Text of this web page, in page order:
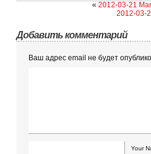
« 2012-03-21
2012-03-
Добавить комментарий
Ваш адрес email не будет
Your